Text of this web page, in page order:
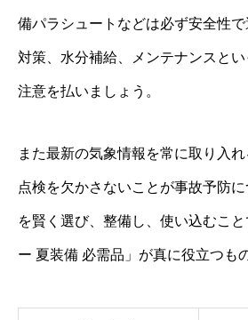
備パラシュートなどは必ず安全性
対策、水分補給、メンテナンスと
注意を払いましょう。
また最新の気象情報を常に取り入
点検を欠かさないことが事故予防
を賢く選び、整備し、使い込むこ
ー 夏装備 必需品」が真に役立つも